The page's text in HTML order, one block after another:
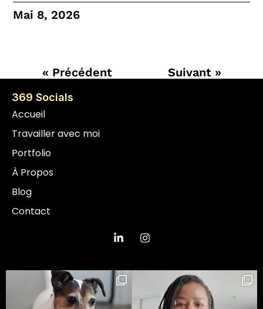
Mai 8, 2026
« Précédent Suivant »
369 Socials
Accueil
Travailler avec moi
Portfolio
À Propos
Blog
Contact